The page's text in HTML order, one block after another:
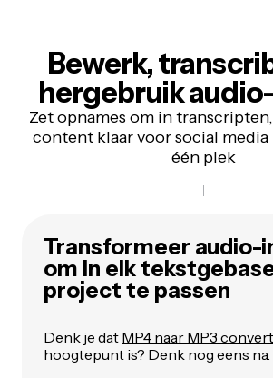
Bewerk,
hergebruik
Zet opnames om in
content klaar voor social
één plek
Transformeer audio-
om in elk
project te passen
Denk je dat MP4 naar MP3
hoogtepunt is? Denk nog eens na.